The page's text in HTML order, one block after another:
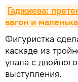
Гаджиева:
вагон и
Фигуристка
каскаде из
упала с
выступления.